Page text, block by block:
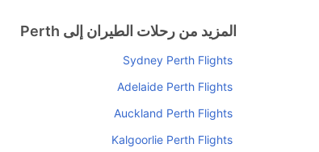
المزيد من رحلات الطيران إلى Perth
Sydney Perth Flights
Adelaide Perth Flights
Auckland Perth Flights
Kalgoorlie Perth Flights